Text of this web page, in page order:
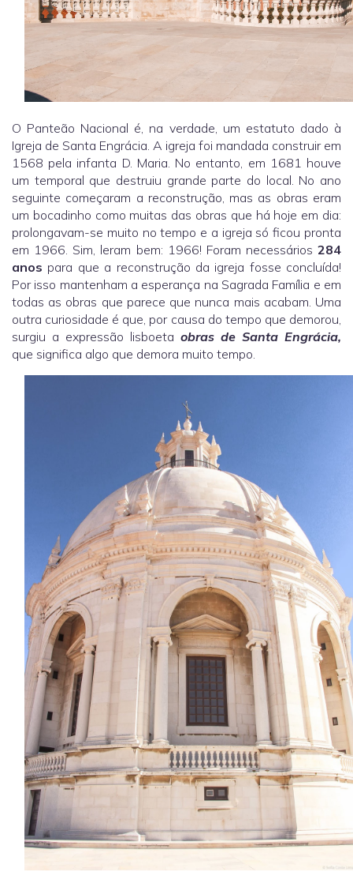
O Panteão Nacional é, na verdade, um estatuto dado à
Igreja de Santa Engrácia. A igreja foi mandada construir em
1568 pela infanta D. Maria. No entanto, em 1681 houve
um temporal que destruiu grande parte do local. No ano
seguinte começaram a reconstrução, mas as obras eram
um bocadinho como muitas das obras que há hoje em dia:
prolongavam-se muito no tempo e a igreja só ficou pronta
em 1966. Sim, leram bem: 1966! Foram necessários 284
anos para que a reconstrução da igreja fosse concluída!
Por isso mantenham a esperança na Sagrada Família e em
todas as obras que parece que nunca mais acabam. Uma
outra curiosidade é que, por causa do tempo que demorou,
surgiu a expressão lisboeta obras de Santa Engrácia,
que significa algo que demora muito tempo.